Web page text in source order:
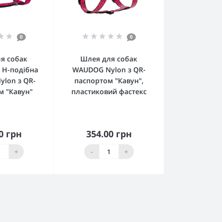
0
собак
подібна
з QR-
"Кавун"
грн
+
0
Шлея для собак
WAUDOG Nylon з QR-
паспортом "Кавун",
пластиковий фастекс
354.00 грн
- +
Купити